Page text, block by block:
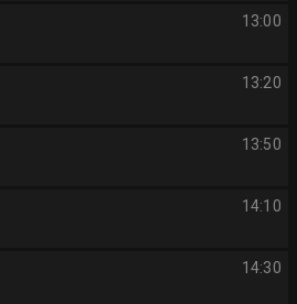
13:00
13:20
13:50
14:10
14:30